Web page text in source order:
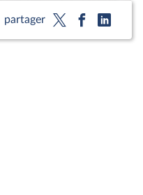
partager